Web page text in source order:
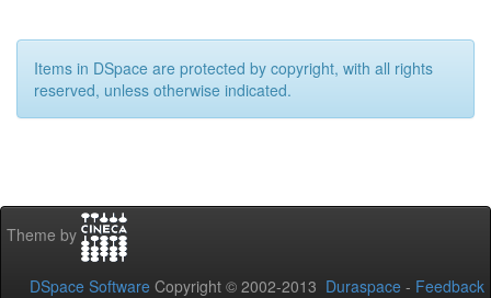
Items in DSpace are protected by copyright, with all rights
reserved, unless otherwise indicated.
Theme by
DSpace Software Copyright © 2002-2013 Duraspace - Feedback